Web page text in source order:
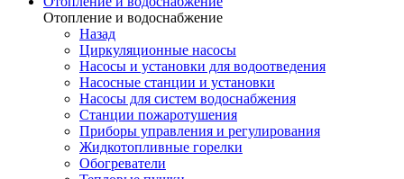
Отопление и водоснабжение
Назад
Циркуляционные насосы
Насосы и установки для водоотведения
Насосные станции и установки
Насосы для систем водоснабжения
Станции пожаротушения
Приборы управления и регулирования
Жидкотопливные горелки
Обогреватели